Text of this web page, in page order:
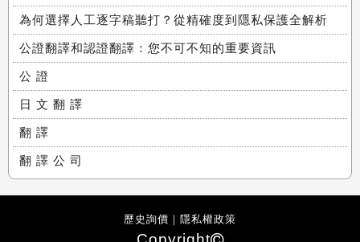
為何選擇人工逐字稿聽打？從精確度到隱私保護全解析
公證翻譯和認證翻譯：您不可不知的重要資訊
公 證
日 文 翻 譯
翻 譯
翻 譯 公 司
歷史詢價 ｜ 隱私權政策